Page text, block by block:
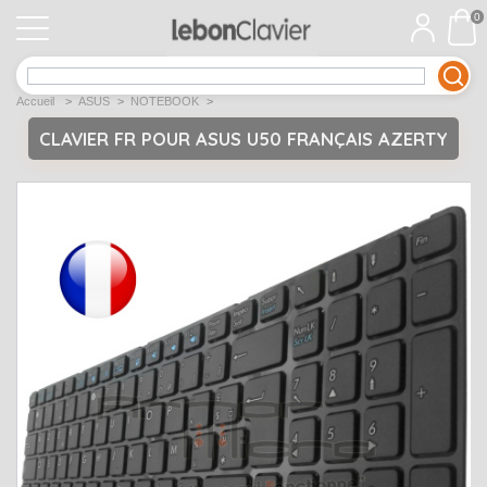
APPLE 1
Open submenu
ACER 12
Open submenu
Déstockage 5
Open submenu
EMACHINES 2
Open submenu
FUJITSU SIEMENS 2
Open submenu
HP 17
Open submenu
LENOVO Open submenu
0
Accueil > ASUS > NOTEBOOK >
CLAVIER FR POUR ASUS U50 FRANÇAIS AZERTY